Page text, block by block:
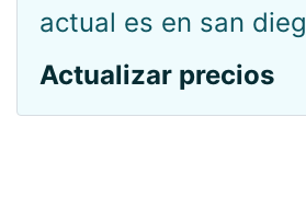
actual es en san
Actualizar precios